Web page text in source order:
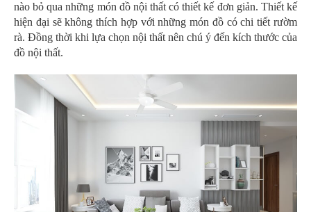
nào bỏ qua những món đồ nội thất có thiết kế đơn giản. Thiết kế
hiện đại sẽ không thích hợp với những món đồ có chi tiết rườm
rà. Đồng thời khi lựa chọn nội thất nên chú ý đến kích thước của
đồ nội thất.